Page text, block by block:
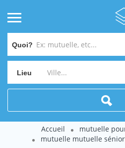
Quoi?
Lieu
Accueil
mutuelle
mutuelle mutuelle sénior